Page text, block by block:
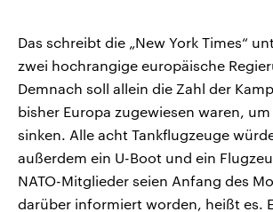
Das schreibt die „New York Times“
zwei hochrangige europäische
Demnach soll allein die Zahl der
bisher Europa zugewiesen waren,
sinken. Alle acht Tankflugzeuge
außerdem ein U-Boot und ein
NATO-Mitglieder seien Anfang des
darüber informiert worden, heißt es.